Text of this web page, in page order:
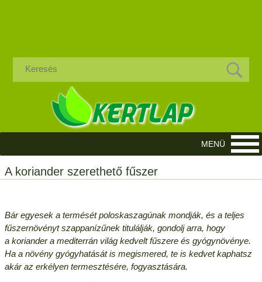
A koriander szerethető fűszer
Bár egyesek a termését poloskaszagúnak mondják, és a teljes
fűszernövényt szappanízűnek titulálják, gondolj arra, hogy
a koriander a mediterrán világ kedvelt fűszere és gyógynövénye.
Ha a növény gyógyhatását is megismered, te is kedvet kaphatsz
akár az erkélyen termesztésére, fogyasztására.